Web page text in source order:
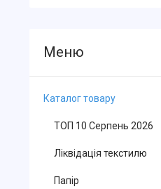
Каталог товару
ТОП 10 Серпень 2026
Ліквідація текстилю
Папір